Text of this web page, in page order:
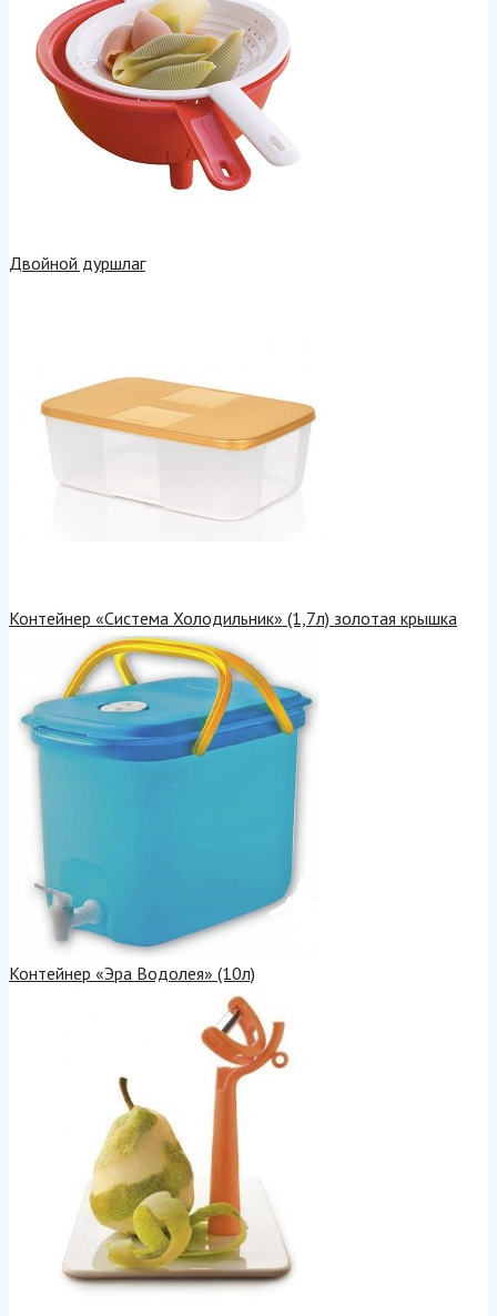
Двойной дуршлаг
Контейнер «Система Холодильник» (1,7л) золотая крышка
Контейнер «Эра Водолея» (10л)